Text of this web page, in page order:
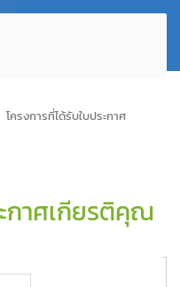
โครงการที่ได้รับใบประกาศ
กาศเกียรติคุณ